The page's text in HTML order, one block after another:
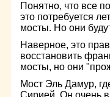
Понятно, что все
это потребуется
мосты. Но они
Наверное, это
восстановить
мосты, но они
Мост Эль Дамур,
Сирией. Он очень